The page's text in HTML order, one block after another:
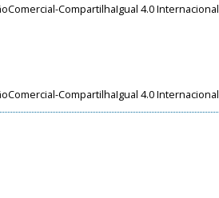
CompartilhaIgual 4.0 Internacional
CompartilhaIgual 4.0 Internacional